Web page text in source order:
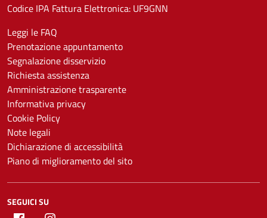
Codice IPA Fattura Elettronica: UF9GNN
Leggi le FAQ
Prenotazione appuntamento
Segnalazione disservizio
Richiesta assistenza
Amministrazione trasparente
Informativa privacy
Cookie Policy
Note legali
Dichiarazione di accessibilità
Piano di miglioramento del sito
SEGUICI SU